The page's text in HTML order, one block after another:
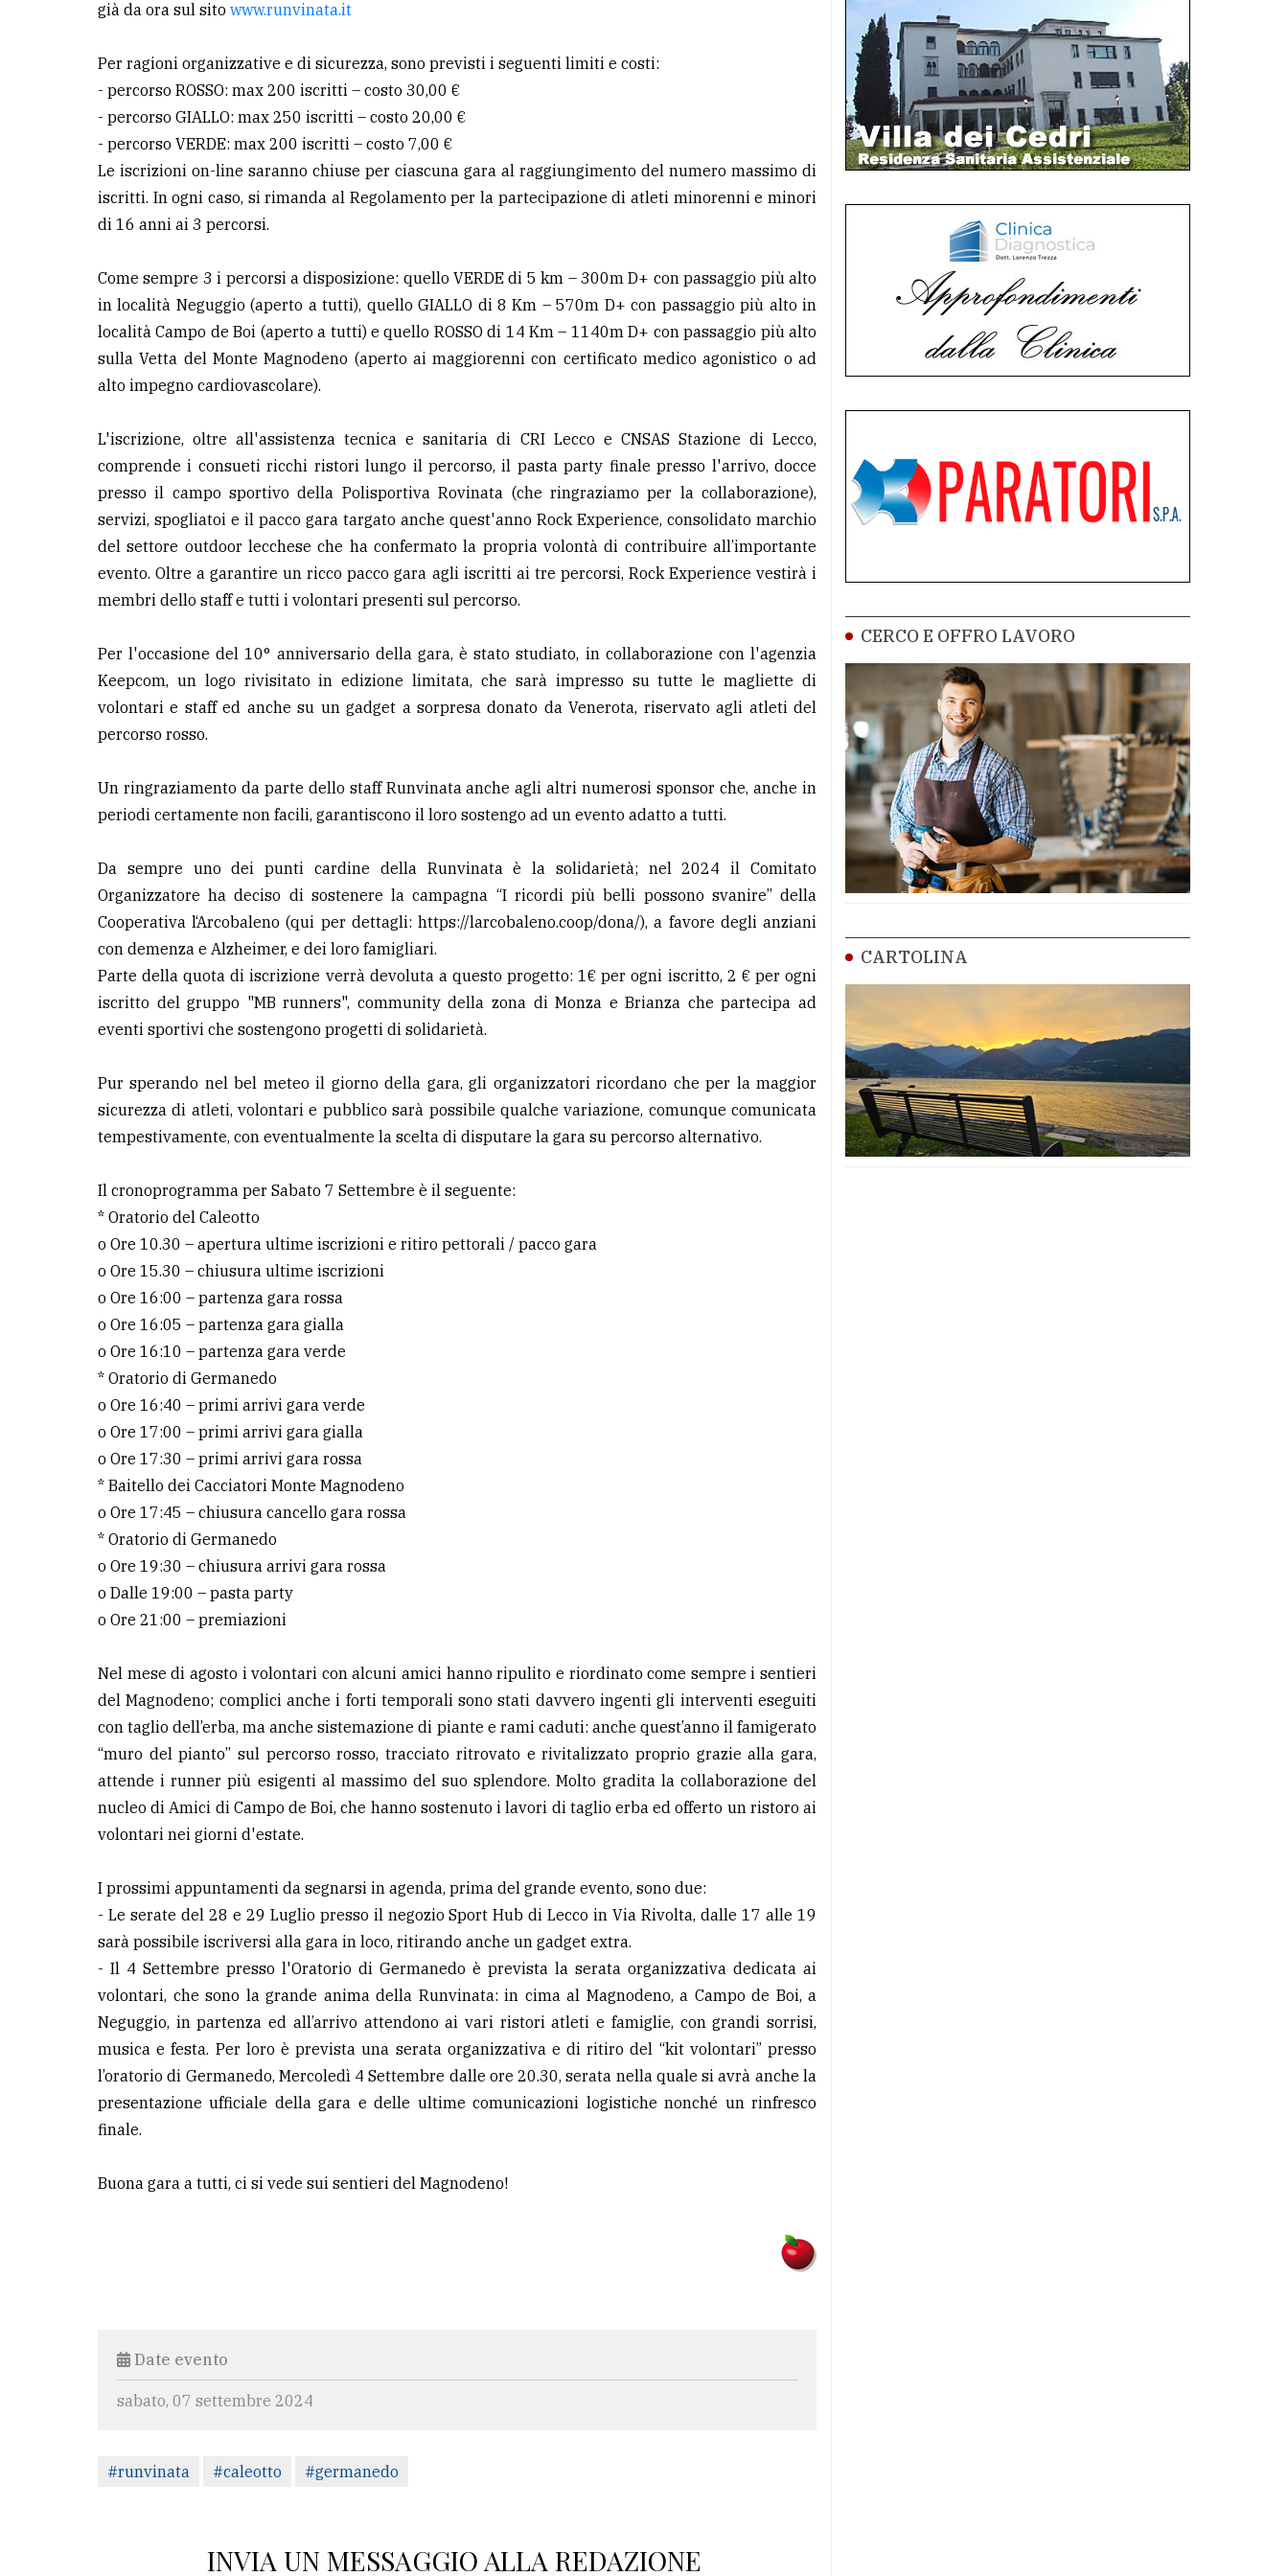
già da ora sul sito www.runvinata.it
Per ragioni organizzative e di sicurezza, sono previsti i seguenti limiti e costi:
- percorso ROSSO: max 200 iscritti – costo 30,00 €
- percorso GIALLO: max 250 iscritti – costo 20,00 €
- percorso VERDE: max 200 iscritti – costo 7,00 €
Le iscrizioni on-line saranno chiuse per ciascuna gara al raggiungimento del numero massimo di
iscritti. In ogni caso, si rimanda al Regolamento per la partecipazione di atleti minorenni e minori
di 16 anni ai 3 percorsi.
Come sempre 3 i percorsi a disposizione: quello VERDE di 5 km – 300m D+ con passaggio più alto
in località Neguggio (aperto a tutti), quello GIALLO di 8 Km – 570m D+ con passaggio più alto in
località Campo de Boi (aperto a tutti) e quello ROSSO di 14 Km – 1140m D+ con passaggio più alto
sulla Vetta del Monte Magnodeno (aperto ai maggiorenni con certificato medico agonistico o ad
alto impegno cardiovascolare).
L'iscrizione, oltre all'assistenza tecnica e sanitaria di CRI Lecco e CNSAS Stazione di Lecco,
comprende i consueti ricchi ristori lungo il percorso, il pasta party finale presso l'arrivo, docce
presso il campo sportivo della Polisportiva Rovinata (che ringraziamo per la collaborazione),
servizi, spogliatoi e il pacco gara targato anche quest'anno Rock Experience, consolidato marchio
del settore outdoor lecchese che ha confermato la propria volontà di contribuire all’importante
evento. Oltre a garantire un ricco pacco gara agli iscritti ai tre percorsi, Rock Experience vestirà i
membri dello staff e tutti i volontari presenti sul percorso.
Per l'occasione del 10° anniversario della gara, è stato studiato, in collaborazione con l'agenzia
Keepcom, un logo rivisitato in edizione limitata, che sarà impresso su tutte le magliette di
volontari e staff ed anche su un gadget a sorpresa donato da Venerota, riservato agli atleti del
percorso rosso.
Un ringraziamento da parte dello staff Runvinata anche agli altri numerosi sponsor che, anche in
periodi certamente non facili, garantiscono il loro sostengo ad un evento adatto a tutti.
Da sempre uno dei punti cardine della Runvinata è la solidarietà; nel 2024 il Comitato
Organizzatore ha deciso di sostenere la campagna “I ricordi più belli possono svanire” della
Cooperativa l‘Arcobaleno (qui per dettagli: https://larcobaleno.coop/dona/), a favore degli anziani
con demenza e Alzheimer, e dei loro famigliari.
Parte della quota di iscrizione verrà devoluta a questo progetto: 1€ per ogni iscritto, 2 € per ogni
iscritto del gruppo "MB runners", community della zona di Monza e Brianza che partecipa ad
eventi sportivi che sostengono progetti di solidarietà.
Pur sperando nel bel meteo il giorno della gara, gli organizzatori ricordano che per la maggior
sicurezza di atleti, volontari e pubblico sarà possibile qualche variazione, comunque comunicata
tempestivamente, con eventualmente la scelta di disputare la gara su percorso alternativo.
Il cronoprogramma per Sabato 7 Settembre è il seguente:
* Oratorio del Caleotto
o Ore 10.30 – apertura ultime iscrizioni e ritiro pettorali / pacco gara
o Ore 15.30 – chiusura ultime iscrizioni
o Ore 16:00 – partenza gara rossa
o Ore 16:05 – partenza gara gialla
o Ore 16:10 – partenza gara verde
* Oratorio di Germanedo
o Ore 16:40 – primi arrivi gara verde
o Ore 17:00 – primi arrivi gara gialla
o Ore 17:30 – primi arrivi gara rossa
* Baitello dei Cacciatori Monte Magnodeno
o Ore 17:45 – chiusura cancello gara rossa
* Oratorio di Germanedo
o Ore 19:30 – chiusura arrivi gara rossa
o Dalle 19:00 – pasta party
o Ore 21:00 – premiazioni
Nel mese di agosto i volontari con alcuni amici hanno ripulito e riordinato come sempre i sentieri
del Magnodeno; complici anche i forti temporali sono stati davvero ingenti gli interventi eseguiti
con taglio dell’erba, ma anche sistemazione di piante e rami caduti: anche quest’anno il famigerato
“muro del pianto” sul percorso rosso, tracciato ritrovato e rivitalizzato proprio grazie alla gara,
attende i runner più esigenti al massimo del suo splendore. Molto gradita la collaborazione del
nucleo di Amici di Campo de Boi, che hanno sostenuto i lavori di taglio erba ed offerto un ristoro ai
volontari nei giorni d'estate.
I prossimi appuntamenti da segnarsi in agenda, prima del grande evento, sono due:
- Le serate del 28 e 29 Luglio presso il negozio Sport Hub di Lecco in Via Rivolta, dalle 17 alle 19
sarà possibile iscriversi alla gara in loco, ritirando anche un gadget extra.
- Il 4 Settembre presso l'Oratorio di Germanedo è prevista la serata organizzativa dedicata ai
volontari, che sono la grande anima della Runvinata: in cima al Magnodeno, a Campo de Boi, a
Neguggio, in partenza ed all’arrivo attendono ai vari ristori atleti e famiglie, con grandi sorrisi,
musica e festa. Per loro è prevista una serata organizzativa e di ritiro del “kit volontari” presso
l’oratorio di Germanedo, Mercoledì 4 Settembre dalle ore 20.30, serata nella quale si avrà anche la
presentazione ufficiale della gara e delle ultime comunicazioni logistiche nonché un rinfresco
finale.
Buona gara a tutti, ci si vede sui sentieri del Magnodeno!
Date evento
sabato, 07 settembre 2024
#runvinata #caleotto #germanedo
INVIA UN MESSAGGIO ALLA REDAZIONE
CERCO E OFFRO LAVORO
CARTOLINA